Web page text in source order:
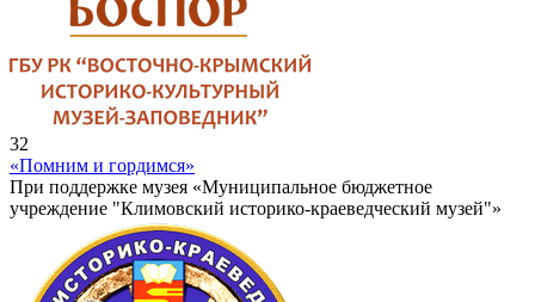
32
«Помним и гордимся»
При поддержке музея «Муниципальное бюджетное
учреждение "Климовский историко-краеведческий музей"»